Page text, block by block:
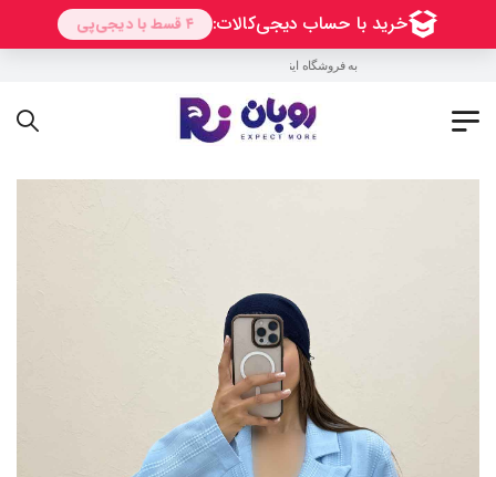
به فروشگاه اینترنتی روبان خوش آمدید !